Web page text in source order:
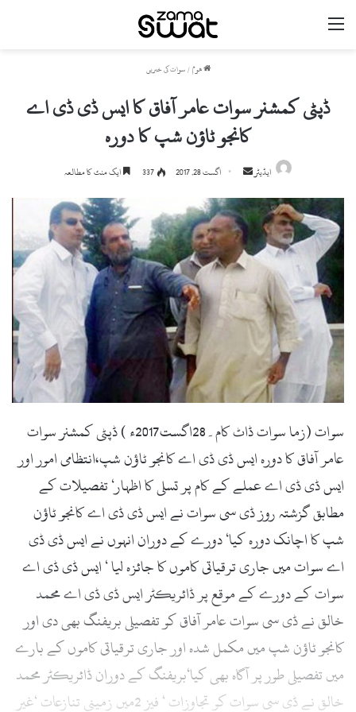
ھوم / سوات کی خبریں
ڈپٹی کمشنر سوات عامر آفاق کا ایس ڈی ڈی اے
کانجو ٹاؤن شپ کا دورہ
ایڈیٹر
n
d
a
n
e
a
اگست 28, 2017 337 ایک منٹ کا مطالعہ
سوات (زما سوات ڈاٹ کام۔28اگست2017ء ) ڈپٹی کمشنر سوات
عامر آفاق کا دورہ ایس ڈی ڈی اے کانجو ٹاؤن شپ،انتظامی امور اور
ایس ڈی ڈی اے عملے کے کام پر تسلی کا اظہار‘ تفصیلات کے
مطابق گزشتہ روز ڈی سی سوات نے ایس ڈی ڈی اے کانجو ٹاؤن
شپ کا اچانک دورہ کیا‘ دورے کے دوران انہوں نے ایس ڈی ڈی
اے سوات میں جاری ترقیاتی کاموں کا جائزہ لیا ‘ ایس ڈی ڈی اے
سوات کے دورے کے موقع پر ڈائریکٹر ایس ڈی ڈی اے محمد
خالق نے ڈی سی سوات عامر آفاق کو تفصیلی بریفنگ بھی دی اور
کانجو ٹاؤن شپ میں مکمل شدہ اور جاری ترقیاتی کاموں کے بارے
میں تفصیلی طور پر آگاہ بھی کیا‘بریفنگ کے دوران ڈائریکٹر محمد
خالق نے ڈی سی سوات کو تجاوزات ‘ فیز 2میں زمینی تنازعات ‘غیر